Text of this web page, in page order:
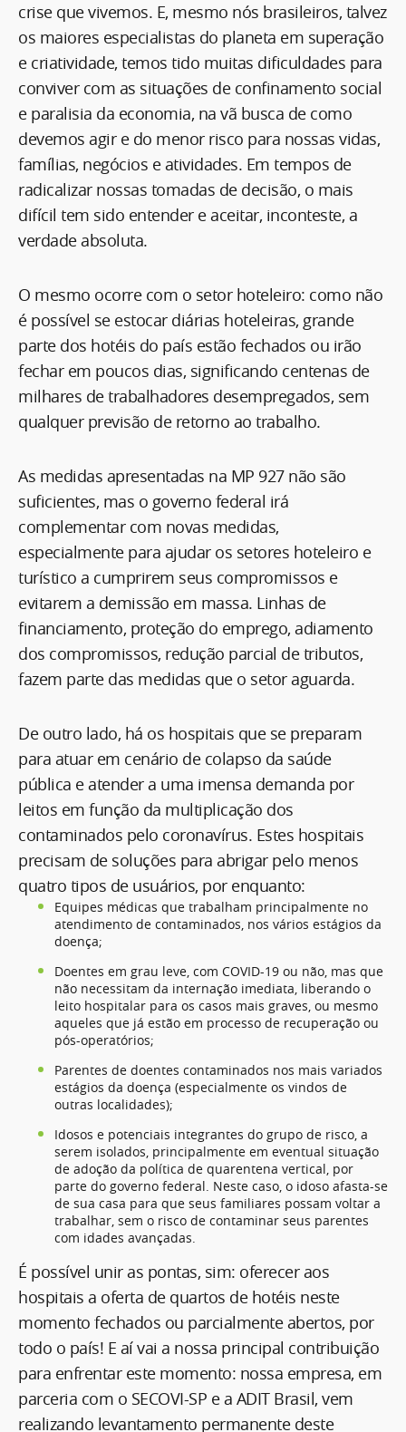
crise que vivemos. E, mesmo nós brasileiros, talvez
os maiores especialistas do planeta em superação
e criatividade, temos tido muitas dificuldades para
conviver com as situações de confinamento social
e paralisia da economia, na vã busca de como
devemos agir e do menor risco para nossas vidas,
famílias, negócios e atividades. Em tempos de
radicalizar nossas tomadas de decisão, o mais
difícil tem sido entender e aceitar, inconteste, a
verdade absoluta.
O mesmo ocorre com o setor hoteleiro: como não
é possível se estocar diárias hoteleiras, grande
parte dos hotéis do país estão fechados ou irão
fechar em poucos dias, significando centenas de
milhares de trabalhadores desempregados, sem
qualquer previsão de retorno ao trabalho.
As medidas apresentadas na MP 927 não são
suficientes, mas o governo federal irá
complementar com novas medidas,
especialmente para ajudar os setores hoteleiro e
turístico a cumprirem seus compromissos e
evitarem a demissão em massa. Linhas de
financiamento, proteção do emprego, adiamento
dos compromissos, redução parcial de tributos,
fazem parte das medidas que o setor aguarda.
De outro lado, há os hospitais que se preparam
para atuar em cenário de colapso da saúde
pública e atender a uma imensa demanda por
leitos em função da multiplicação dos
contaminados pelo coronavírus. Estes hospitais
precisam de soluções para abrigar pelo menos
quatro tipos de usuários, por enquanto:
Equipes médicas que trabalham principalmente no
atendimento de contaminados, nos vários estágios da
doença;
Doentes em grau leve, com COVID-19 ou não, mas que
não necessitam da internação imediata, liberando o
leito hospitalar para os casos mais graves, ou mesmo
aqueles que já estão em processo de recuperação ou
pós-operatórios;
Parentes de doentes contaminados nos mais variados
estágios da doença (especialmente os vindos de
outras localidades);
Idosos e potenciais integrantes do grupo de risco, a
serem isolados, principalmente em eventual situação
de adoção da política de quarentena vertical, por
parte do governo federal. Neste caso, o idoso afasta-se
de sua casa para que seus familiares possam voltar a
trabalhar, sem o risco de contaminar seus parentes
com idades avançadas.
É possível unir as pontas, sim: oferecer aos
hospitais a oferta de quartos de hotéis neste
momento fechados ou parcialmente abertos, por
todo o país! E aí vai a nossa principal contribuição
para enfrentar este momento: nossa empresa, em
parceria com o SECOVI-SP e a ADIT Brasil, vem
realizando levantamento permanente deste